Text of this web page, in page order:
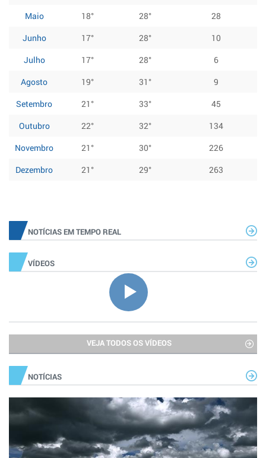
Maio
18° 28°
28
Junho
17° 28°
10
Julho
17° 28°
6
Agosto
19° 31°
9
Setembro
21° 33°
45
Outubro
22° 32°
134
Novembro
21° 30°
226
Dezembro
21° 29° 263
NOTÍCIAS EM TEMPO REAL
VÍDEOS
VEJA TODOS OS VÍDEOS
NOTÍCIAS